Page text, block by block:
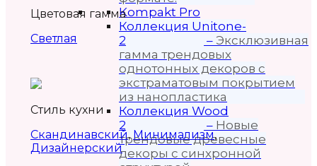
Kompakt Pro
Коллекция Unitone-
2
– Эксклюзивная
гамма трендовых
однотонных декоров с
экстраматовым покрытием
из нанопластика
Коллекция Wood
2
– Новые
трендовые древесные
декоры с синхронной
Цветовая гамма
Светлая
Стиль кухни
Скандинавский,Минимализм,
Дизайнерский